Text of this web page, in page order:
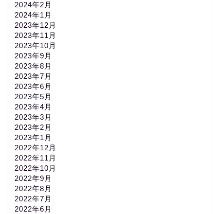
2024年2月
2024年1月
2023年12月
2023年11月
2023年10月
2023年9月
2023年8月
2023年7月
2023年6月
2023年5月
2023年4月
2023年3月
2023年2月
2023年1月
2022年12月
2022年11月
2022年10月
2022年9月
2022年8月
2022年7月
2022年6月